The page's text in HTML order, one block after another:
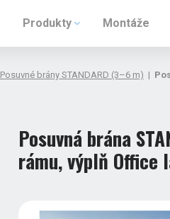
Produkty Montáže
Posuvné brány STANDARD (3–6 m) |
Posuvná brána
rámu, výplň Office